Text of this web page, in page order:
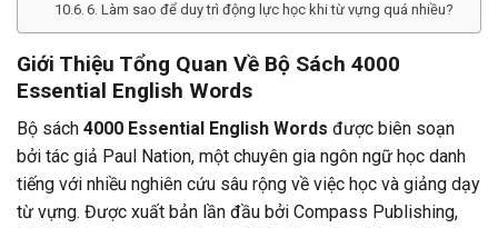
6. Làm sao để duy trì động lực học khi từ vựng quá nhiều?
Giới Thiệu Tổng Quan Về Bộ Sách 4000
Essential English Words
Bộ sách 4000 Essential English Words được biên soạn
bởi tác giả Paul Nation, một chuyên gia ngôn ngữ học danh
tiếng với nhiều nghiên cứu sâu rộng về việc học và giảng dạy
từ vựng. Được xuất bản lần đầu bởi Compass Publishing,